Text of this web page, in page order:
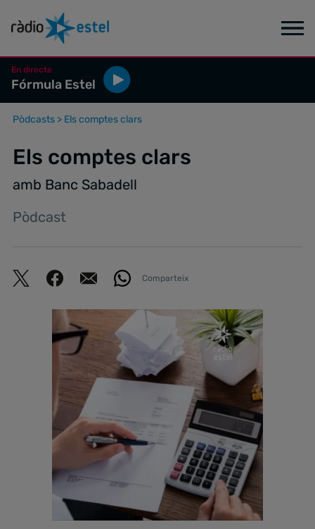
En directe
Fórmula Estel
Pòdcasts > Els comptes clars
Els comptes clars
amb Banc Sabadell
Pòdcast
Comparteix